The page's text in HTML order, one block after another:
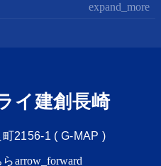
expand_more
イ建創長崎
2156-1 ( G-MAP )
arrow_forward